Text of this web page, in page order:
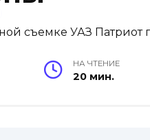
НА ЧТЕНИЕ
20 мин.